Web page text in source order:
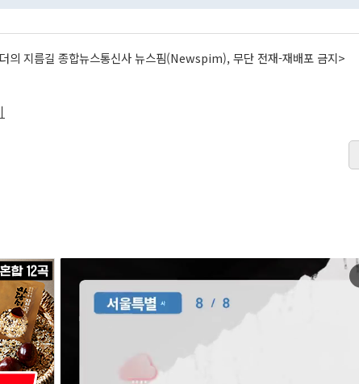
의 지름길 종합뉴스통신사 뉴스핌(Newspim), 무단 전재-재배포 금지>